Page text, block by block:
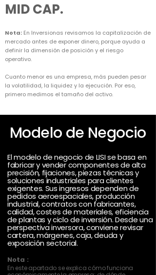
MID CAP.
Nota: En Inversionas revisamos la capitalización de
mercado antes de exponer dinero, porque ayuda a
definir la dimensión de posición y el riesgo
operativo.
Cuanto menor es una empresa, más pueden pesar
la volatilidad, la liquidez y la ejecución. Por eso,
primero medimos el tamaño del activo.
Modelo de Negocio
El modelo de negocio de LISI se basa en
fabricar y vender componentes de alta
precisión, fijaciones, piezas técnicas y
soluciones industriales para clientes
exigentes. Sus ingresos dependen de
pedidos aeroespaciales, producción
industrial, contratos con fabricantes,
calidad, costes de materiales, eficiencia
de plantas y ciclo de inversión. Desde una
perspectiva inversora, conviene revisar
cartera, márgenes, caja, deuda y
exposición sectorial.
Nota :
En este apartado se explica cómo funciona